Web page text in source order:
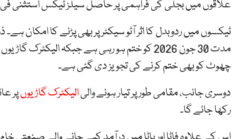
علاقوں میں بجلی کی فراہمی پر حاصل سیلز ٹیکس استثنیٰ فی الحال 30 جون 2026 تک
ٹیکسوں میں ردوبدل کا اثر آٹو سیکٹر پر بھی پڑنے کا امکان
چھوٹ کو بھی ختم کرنے کی تجویز دی گئی ہے۔
دوسری جانب، مقامی طور پر تیار ہونے والیالیکٹرک گاڑیوں
رکھا جائے گا۔